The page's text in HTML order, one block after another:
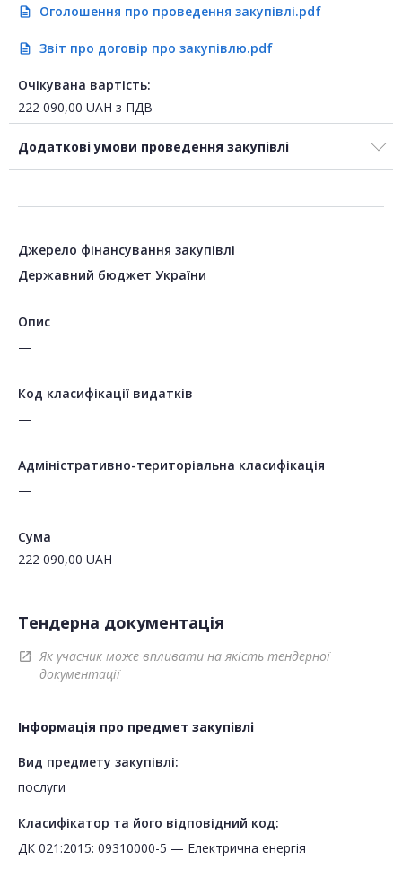
description Оголошення про проведення закупівлі.pdf
description Звіт про договір про закупівлю.pdf
Очікувана вартість:
222 090,00 UAH з ПДВ
Додаткові умови проведення закупівлі
Джерело фінансування закупівлі
Державний бюджет України
Опис
—
Код класифікації видатків
—
Адміністративно-територіальна класифікація
—
Сума
222 090,00 UAH
Тендерна документація
open_in_new
Як учасник може впливати на якість тендерної
документації
Інформація про предмет закупівлі
Вид предмету закупівлі:
послуги
Класифікатор та його відповідний код:
ДК 021:2015: 09310000-5 — Електрична енергія